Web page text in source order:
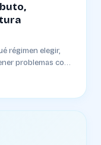
régimen elegir,
problemas con